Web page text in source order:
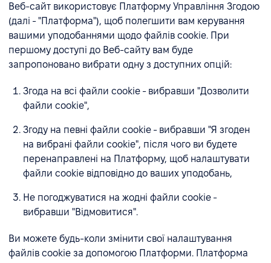
Веб-сайт використовує Платформу Управління Згодою
(далі - "Платформа"), щоб полегшити вам керування
вашими уподобаннями щодо файлів cookie. При
першому доступі до Веб-сайту вам буде
запропоновано вибрати одну з доступних опцій:
Згода на всі файли cookie - вибравши "Дозволити
файли cookie",
Згоду на певні файли cookie - вибравши "Я згоден
на вибрані файли cookie", після чого ви будете
перенаправлені на Платформу, щоб налаштувати
файли cookie відповідно до ваших уподобань,
Не погоджуватися на жодні файли cookie -
вибравши "Відмовитися".
Ви можете будь-коли змінити свої налаштування
файлів cookie за допомогою Платформи. Платформа